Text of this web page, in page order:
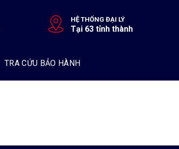
HỆ THỐNG ĐẠI LÝ
Tại 63 tỉnh thành
TRA CỨU BẢO HÀNH